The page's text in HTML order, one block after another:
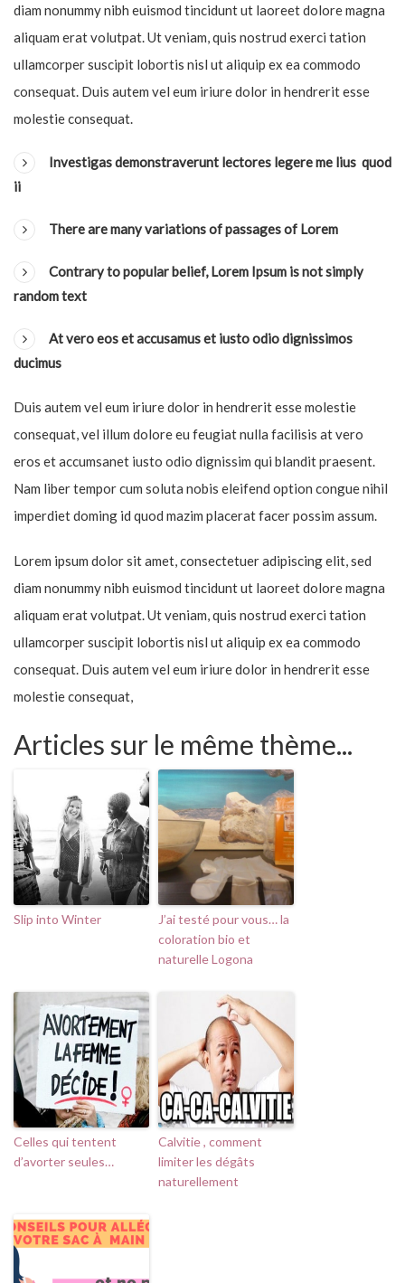
diam nonummy nibh euismod tincidunt ut laoreet dolore magna
aliquam erat volutpat. Ut veniam, quis nostrud exerci tation
ullamcorper suscipit lobortis nisl ut aliquip ex ea commodo
consequat. Duis autem vel eum iriure dolor in hendrerit esse
molestie consequat.
Investigas demonstraverunt lectores legere me lius quod
ii
There are many variations of passages of Lorem
Contrary to popular belief, Lorem Ipsum is not simply
random text
At vero eos et accusamus et iusto odio dignissimos
ducimus
Duis autem vel eum iriure dolor in hendrerit esse molestie
consequat, vel illum dolore eu feugiat nulla facilisis at vero
eros et accumsanet iusto odio dignissim qui blandit praesent.
Nam liber tempor cum soluta nobis eleifend option congue nihil
imperdiet doming id quod mazim placerat facer possim assum.
Lorem ipsum dolor sit amet, consectetuer adipiscing elit, sed
diam nonummy nibh euismod tincidunt ut laoreet dolore magna
aliquam erat volutpat. Ut veniam, quis nostrud exerci tation
ullamcorper suscipit lobortis nisl ut aliquip ex ea commodo
consequat. Duis autem vel eum iriure dolor in hendrerit esse
molestie consequat,
Articles sur le même thème...
Slip into Winter
J’ai testé pour vous… la
coloration bio et
naturelle Logona
Celles qui tentent
d’avorter seules…
Calvitie , comment
limiter les dégâts
naturellement